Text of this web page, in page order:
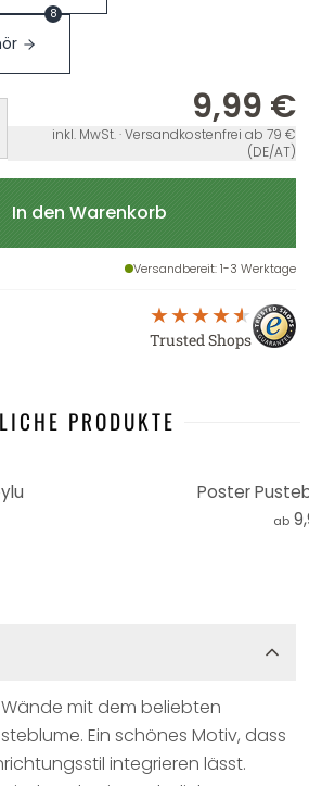
8
9,99 €
inkl. MwSt. · Versandkostenfrei ab 79 €
(DE/AT)
In den Warenkorb
Versandbereit: 1-3 Werktage
Trusted Shops
PRODUKTE
Poster
ab
Wände mit dem beliebten
Ein schönes Motiv, dass
integrieren lässt.